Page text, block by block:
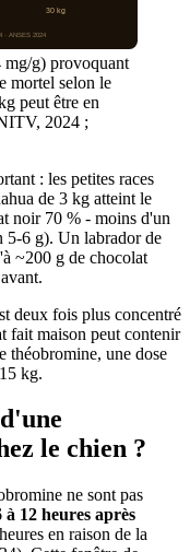
30 kg
· ANSES 2024
mg/g) provoquant
mortel selon le
peut être en
2024 ;
: les petites races
de 3 kg atteint le
noir 70 % - moins d'un
5-6 g). Un labrador de
~200 g de chocolat
deux fois plus concentré
fait maison peut contenir
théobromine, une dose
kg.
le chien ?
ne sont pas
à 12 heures après
en raison de la